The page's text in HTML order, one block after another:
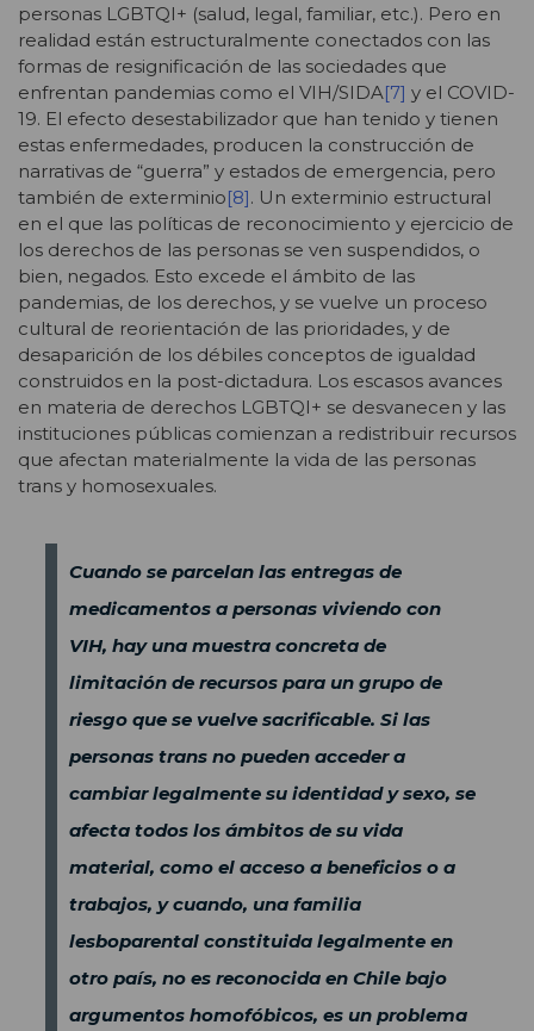
personas LGBTQI+ (salud, legal, familiar, etc.). Pero en
realidad están estructuralmente conectados con las
formas de resignificación de las sociedades que
enfrentan pandemias como el VIH/SIDA[7] y el COVID-
19. El efecto desestabilizador que han tenido y tienen
estas enfermedades, producen la construcción de
narrativas de “guerra” y estados de emergencia, pero
también de exterminio[8]. Un exterminio estructural
en el que las políticas de reconocimiento y ejercicio de
los derechos de las personas se ven suspendidos, o
bien, negados. Esto excede el ámbito de las
pandemias, de los derechos, y se vuelve un proceso
cultural de reorientación de las prioridades, y de
desaparición de los débiles conceptos de igualdad
construidos en la post-dictadura. Los escasos avances
en materia de derechos LGBTQI+ se desvanecen y las
instituciones públicas comienzan a redistribuir recursos
que afectan materialmente la vida de las personas
trans y homosexuales.
Cuando se parcelan las entregas de
medicamentos a personas viviendo con
VIH, hay una muestra concreta de
limitación de recursos para un grupo de
riesgo que se vuelve sacrificable. Si las
personas trans no pueden acceder a
cambiar legalmente su identidad y sexo, se
afecta todos los ámbitos de su vida
material, como el acceso a beneficios o a
trabajos, y cuando, una familia
lesboparental constituida legalmente en
otro país, no es reconocida en Chile bajo
argumentos homofóbicos, es un problema